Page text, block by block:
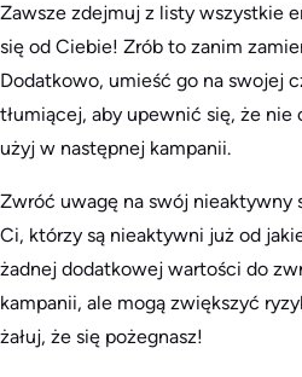
Zawsze zdejmuj z listy wszystkie
się od Ciebie! Zrób to zanim
Dodatkowo, umieść go na swojej
tłumiącej, aby upewnić się, że
użyj w następnej kampanii.
Zwróć uwagę na swój nieaktywny
Ci, którzy są nieaktywni już od
żadnej dodatkowej wartości do
kampanii, ale mogą zwiększyć
żałuj, że się pożegnasz!